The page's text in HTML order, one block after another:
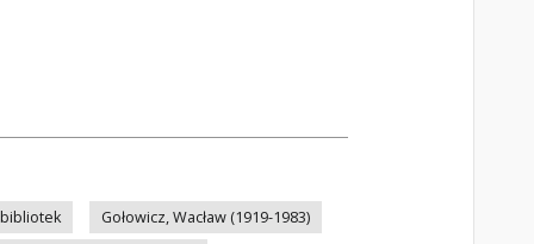
Gołowicz, Wacław (1919-1983)